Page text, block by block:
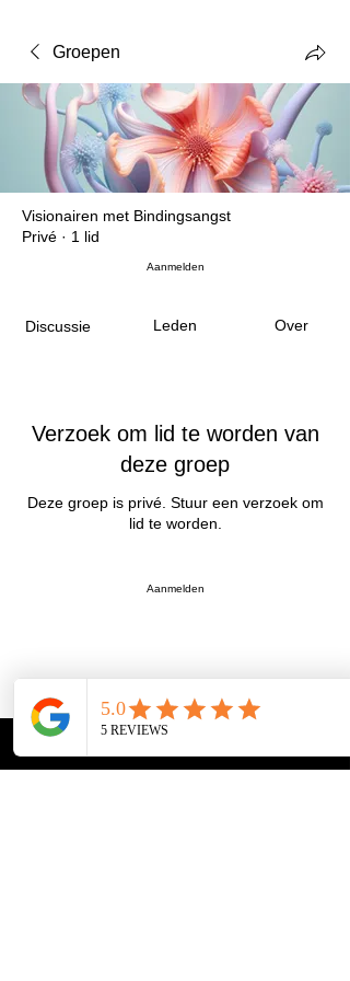
Groepen
Visionairen met Bindingsangst
Privé · 1 lid
Aanmelden
Discussie Leden Over
Verzoek om lid te worden van
deze groep
Deze groep is privé. Stuur een verzoek om
lid te worden.
Aanmelden
Over
Welkom bij de groep! Contacteer andere